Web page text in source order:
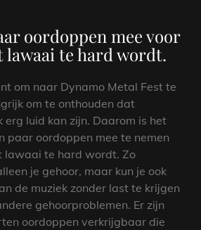
oordoppen mee voor
lawaai te hard wordt.
om naar Dynamo Metal Fest te
om te onthouden dat
erg luid kan zijn. Daarom is het
paar oordoppen mee te nemen
lawaai te hard wordt. Zo
je gehoor, maar kun je ook
de muziek zonder last te krijgen
gehoorproblemen. Er zijn
oordoppen verkrijgbaar die